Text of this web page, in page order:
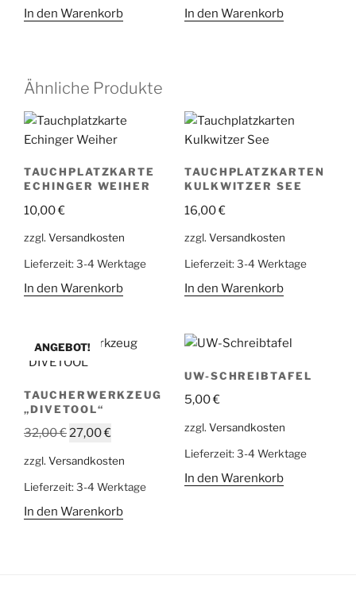
In den Warenkorb In den Warenkorb
Ähnliche Produkte
TAUCHPLATZKARTE
ECHINGER WEIHER
10,00€
zzgl. Versandkosten
Lieferzeit: 3-4 Werktage
In den Warenkorb
TAUCHPLATZKARTEN
KULKWITZER SEE
16,00€
zzgl. Versandkosten
Lieferzeit: 3-4 Werktage
In den Warenkorb
ANGEBOT!
TAUCHERWERKZEUG
„DIVETOOL“
32,00€ Ursprünglicher
32,00 €
27,00€Aktueller
27,00 €.
zzgl. Versandkosten
Lieferzeit: 3-4 Werktage
In den Warenkorb
UW-SCHREIBTAFEL
5,00€
zzgl. Versandkosten
Lieferzeit: 3-4 Werktage
In den Warenkorb